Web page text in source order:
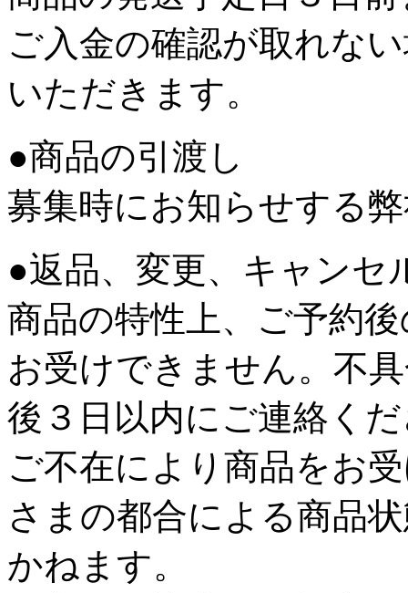
ご入金の確認が取れな
いただきます。
●商品の引渡し
募集時にお知らせする
●返品、変更、キャンセ
商品の特性上、ご予約
お受けできません。不
後３日以内にご連絡く
ご不在により商品をお
さまの都合による商品
かねます。